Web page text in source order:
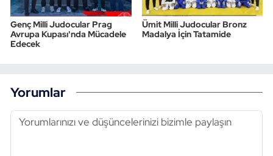
Genç Milli Judocular Prag
Avrupa Kupası'nda Mücadele
Edecek
Ümit Milli Judocular Bronz
Madalya İçin Tatamide
Yorumlar
Tenis
Triatlon
Vücut Geliştirme Fitness